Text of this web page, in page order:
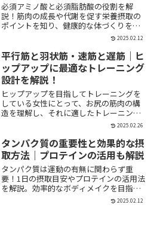
必須アミノ酸と必須脂肪酸の役割を解
説！筋肉の成長や代謝を促す栄養摂取の
ポイントを知り、健康的な体づくりを目
2025.02.12
平行筋と羽状筋・速筋と遅筋｜ヒ
ップアップに最適なトレーニング
設計を解説！
ヒップアップを目指してトレーニングを
している女性にとって、お尻の筋肉の構
造を理解し、それに適したトレーニング
を行うことが重要です。筋肉には、「平
行筋」と「羽状筋」、**「速筋」と「遅
筋」**という分類があり、それぞれ特徴
が異なります。これら...
2025.02.26
タンパク質の重要性と効果的な摂
取方法｜プロテインの活用も解説
タンパク質は運動の有無に関わらず重
要！1日の摂取目安やプロテインの活用法
を解説。効率的なボディメイクを目指し
2025.02.12